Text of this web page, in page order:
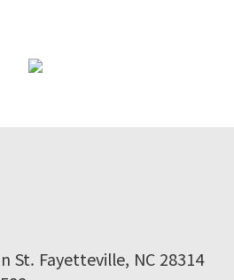
St. Fayetteville, NC 28314